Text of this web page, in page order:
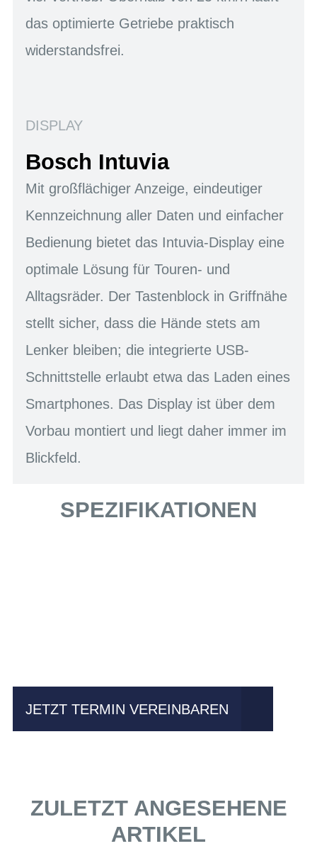
das optimierte Getriebe praktisch
widerstandsfrei.
DISPLAY
Bosch Intuvia
Mit großflächiger Anzeige, eindeutiger
Kennzeichnung aller Daten und einfacher
Bedienung bietet das Intuvia-Display eine
optimale Lösung für Touren- und
Alltagsräder. Der Tastenblock in Griffnähe
stellt sicher, dass die Hände stets am
Lenker bleiben; die integrierte USB-
Schnittstelle erlaubt etwa das Laden eines
Smartphones. Das Display ist über dem
Vorbau montiert und liegt daher immer im
Blickfeld.
SPEZIFIKATIONEN
JETZT TERMIN VEREINBAREN
ZULETZT ANGESEHENE
ARTIKEL